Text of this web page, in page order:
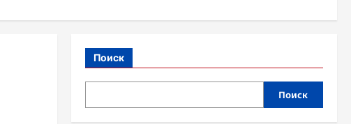
Поиск
Поиск